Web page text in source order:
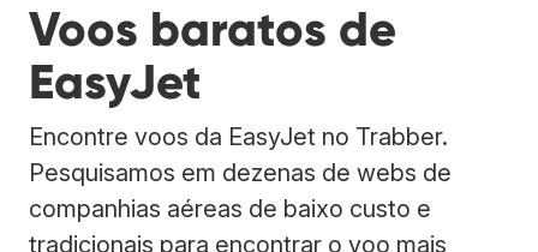
Voos baratos de
EasyJet
Encontre voos da EasyJet no Trabber.
Pesquisamos em dezenas de webs de
companhias aéreas de baixo custo e
tradicionais para encontrar o voo mais